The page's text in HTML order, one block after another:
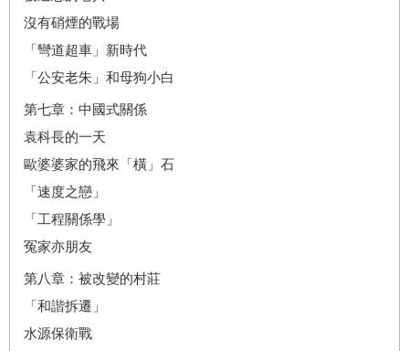
沒有硝煙的戰場
「彎道超車」新時代
「公安老朱」和母狗小白
第七章：中國式關係
袁科長的一天
歐婆婆家的飛來「橫」石
「速度之戀」
「工程關係學」
冤家亦朋友
第八章：被改變的村莊
「和諧拆遷」
水源保衛戰